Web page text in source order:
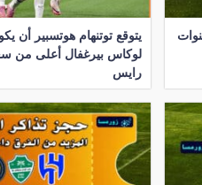
10-2025 والقنوات
يتوقع توتنهام هوتسبير أن
لوكاس بيرغفال أعلى من
رايس